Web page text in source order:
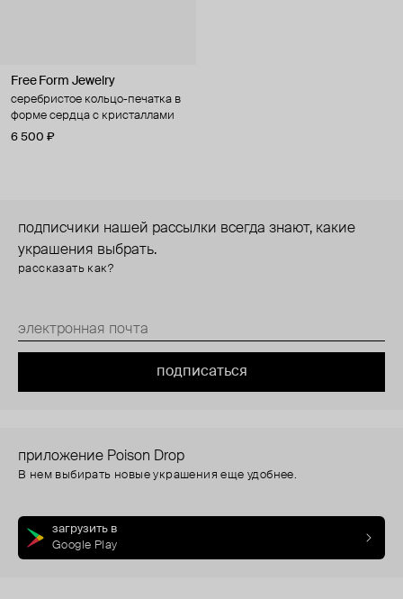
Free Form Jewelry
серебристое кольцо-печатка в
форме сердца с кристаллами
6 500 ₽
подписчики нашей рассылки всегда знают, какие
украшения выбрать.
рассказать как?
подписаться
приложение Poison Drop
В нем выбирать новые украшения еще удобнее.
загрузить в
Google Play